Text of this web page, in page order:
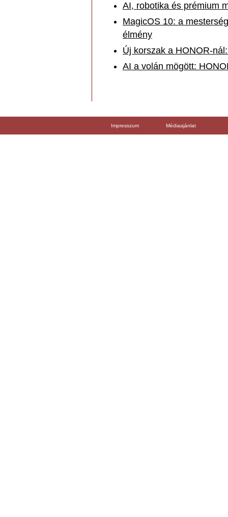
AI, robotika és prémium
MagicOS 10: a
élmény
Új korszak a HONOR-
AI a volán mögött:
Impresszum Médiaajánlat